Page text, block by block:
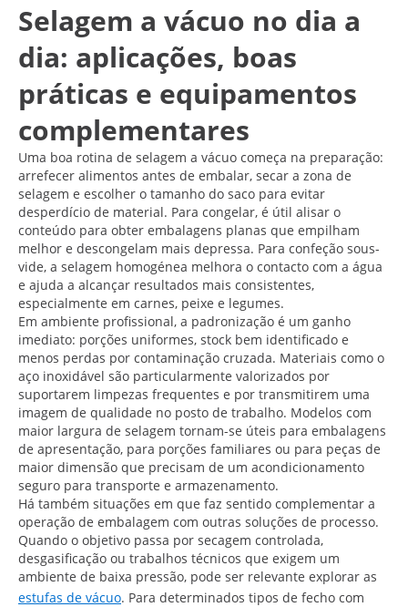
Selagem a vácuo no dia a
dia: aplicações, boas
práticas e equipamentos
complementares
Uma boa rotina de selagem a vácuo começa na preparação:
arrefecer alimentos antes de embalar, secar a zona de
selagem e escolher o tamanho do saco para evitar
desperdício de material. Para congelar, é útil alisar o
conteúdo para obter embalagens planas que empilham
melhor e descongelam mais depressa. Para confeção sous-
vide, a selagem homogénea melhora o contacto com a água
e ajuda a alcançar resultados mais consistentes,
especialmente em carnes, peixe e legumes.
Em ambiente profissional, a padronização é um ganho
imediato: porções uniformes, stock bem identificado e
menos perdas por contaminação cruzada. Materiais como o
aço inoxidável são particularmente valorizados por
suportarem limpezas frequentes e por transmitirem uma
imagem de qualidade no posto de trabalho. Modelos com
maior largura de selagem tornam-se úteis para embalagens
de apresentação, para porções familiares ou para peças de
maior dimensão que precisam de um acondicionamento
seguro para transporte e armazenamento.
Há também situações em que faz sentido complementar a
operação de embalagem com outras soluções de processo.
Quando o objetivo passa por secagem controlada,
desgasificação ou trabalhos técnicos que exigem um
ambiente de baixa pressão, pode ser relevante explorar as
estufas de vácuo. Para determinados tipos de fecho com